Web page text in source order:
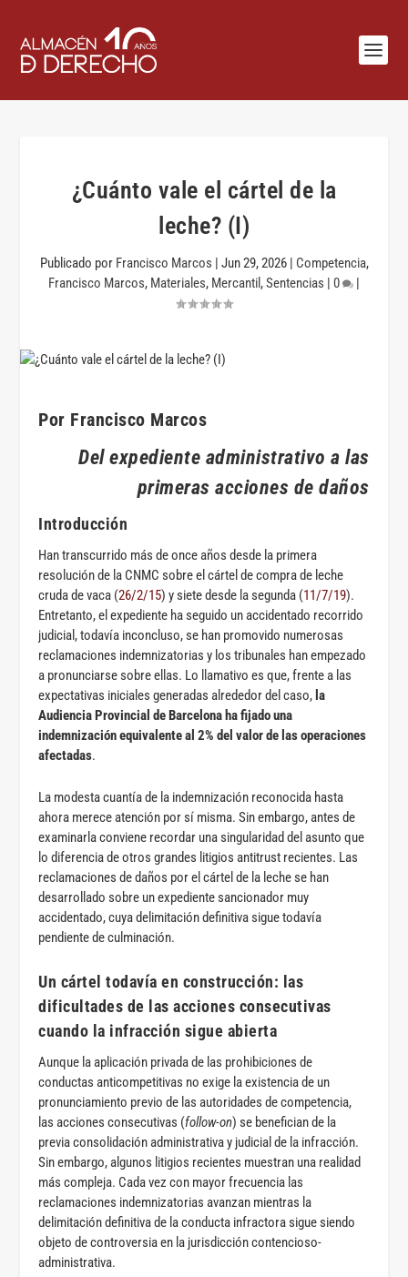
¿Cuánto vale el cártel de la
leche? (I)
Publicado por Francisco Marcos | Jun 29, 2026| Competencia,
Francisco Marcos, Materiales, Mercantil ,Sentencias | 0 |
Por Francisco Marcos
Del expediente administrativo a las
primeras acciones de daños
Introducción
Han transcurrido más de once años desde la primera
resolución de la CNMC sobre el cártel de compra de leche
cruda de vaca (26/2/15) y siete desde la segunda (11/7/19).
Entretanto, el expediente ha seguido un accidentado recorrido
judicial, todavía inconcluso, se han promovido numerosas
reclamaciones indemnizatorias y los tribunales han empezado
a pronunciarse sobre ellas. Lo llamativo es que, frente a las
expectativas iniciales generadas alrededor del caso, la
Audiencia Provincial de Barcelona ha fijado una
indemnización equivalente al 2% del valor de las operaciones
afectadas.
La modesta cuantía de la indemnización reconocida hasta
ahora merece atención por sí misma. Sin embargo, antes de
examinarla conviene recordar una singularidad del asunto que
lo diferencia de otros grandes litigios antitrust recientes. Las
reclamaciones de daños por el cártel de la leche se han
desarrollado sobre un expediente sancionador muy
accidentado, cuya delimitación definitiva sigue todavía
pendiente de culminación.
Un cártel todavía en construcción: las
dificultades de las acciones consecutivas
cuando la infracción sigue abierta
Aunque la aplicación privada de las prohibiciones de
conductas anticompetitivas no exige la existencia de un
pronunciamiento previo de las autoridades de competencia,
las acciones consecutivas (follow-on) se benefician de la
previa consolidación administrativa y judicial de la infracción.
Sin embargo, algunos litigios recientes muestran una realidad
más compleja. Cada vez con mayor frecuencia las
reclamaciones indemnizatorias avanzan mientras la
delimitación definitiva de la conducta infractora sigue siendo
objeto de controversia en la jurisdicción contencioso-
administrativa.